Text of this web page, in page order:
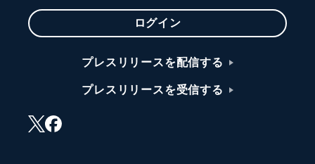
ログイン
プレスリリースを配信する
プレスリリースを受信する